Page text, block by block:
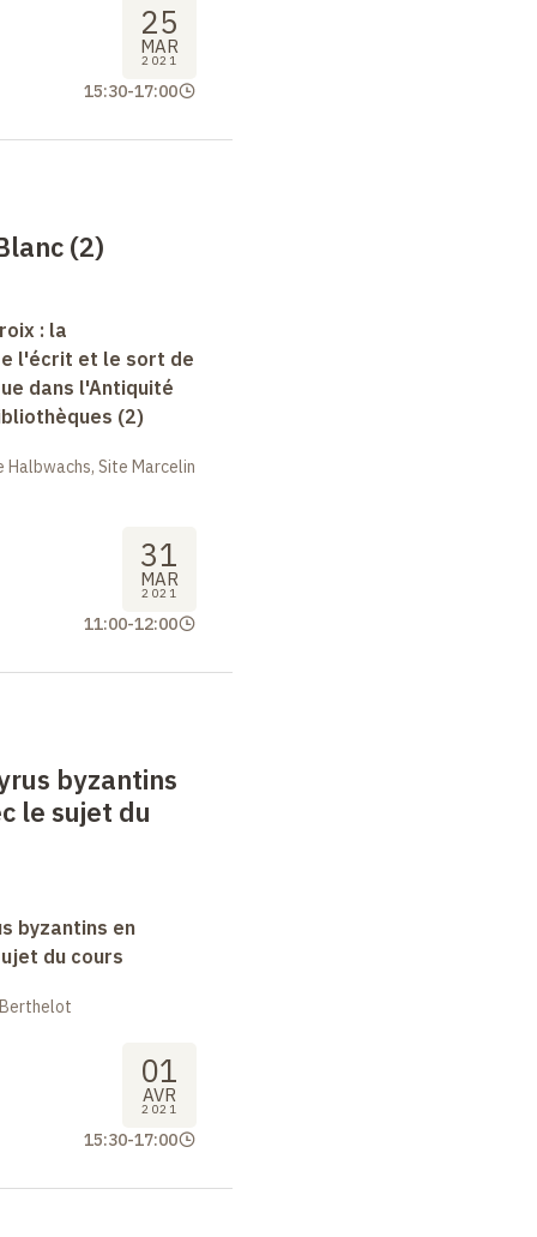
25
MAR
2021
15:30-17:00
(2)
: la
l'écrit et le sort de
dans l'Antiquité
(2)
Site Marcelin
31
MAR
2021
11:00-12:00
byzantins
le sujet du
byzantins en
du cours
01
AVR
2021
15:30-17:00